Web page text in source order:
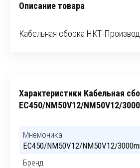
Описание товара
Кабельная сборка НКТ-
Характеристики Кабельная
EC450/NM50V12/NM50V12/
Мнемоника
EC450/NM50V12/NM50V12/
Бренд